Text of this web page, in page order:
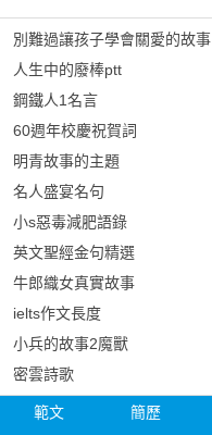
別難過讓孩子學會關愛的故事
人生中的廢棒ptt
鋼鐵人1名言
60週年校慶祝賀詞
明青故事的主題
名人盛宴名句
小s惡毒減肥語錄
英文聖經金句精選
牛郎織女真實故事
ielts作文長度
小兵的故事2魔獸
密雲詩歌
範文 簡歷